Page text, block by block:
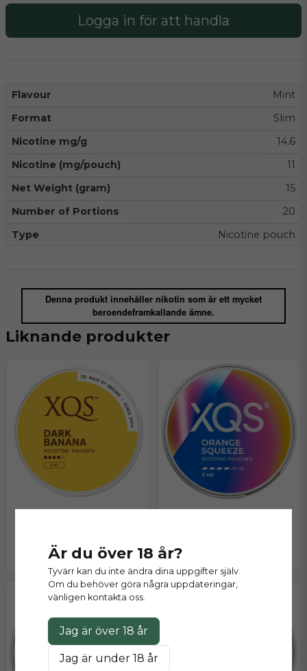
Logga in för att handla
Flavour
Mint
Format
Slim
Nicotine mg/g
14.6
Nicotine (mg/pouch)
11
Net Weight (gram)
15
Number of Portions
20
Type
Nicotine pouch
Denna produkt innehåller nikotin som är ett mycket
beroendeframkallande ämne.
Liknande produkter
XQS
Finns i lager
XQS
Är du över 18 år?
Tyvärr kan du inte ändra dina uppgifter själv.
Om du behöver göra några uppdateringar,
vänligen kontakta oss.
Jag är över 18 år
Jag är under 18 år